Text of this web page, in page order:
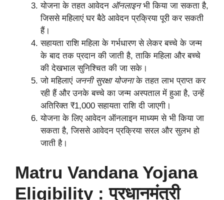
योजना के तहत आवेदन ऑनलाइनभी किया जा सकता है,
जिससे महिलाएं घर बैठे आवेदन प्रक्रिया पूरी कर सकती
हैं।
सहायता राशि महिला के गर्भधारण से लेकर बच्चे के जन्म
के बाद तक प्रदान की जाती है, ताकि महिला और बच्चे
की देखभाल सुनिश्चित की जा सके।
जो महिलाएं जननी सुरक्षा योजनाके तहत लाभ प्राप्त कर
रही हैं और उनके बच्चे का जन्म अस्पताल में हुआ है, उन्हें
अतिरिक्त ₹1,000 सहायता राशि दी जाएगी।
योजना के लिए आवेदन ऑनलाइन माध्यम से भी किया जा
सकता है, जिससे आवेदन प्रक्रिया सरल और सुलभ हो
जाती है।
Matru Vandana Yojana
Eligibility : प्रधानमंत्री